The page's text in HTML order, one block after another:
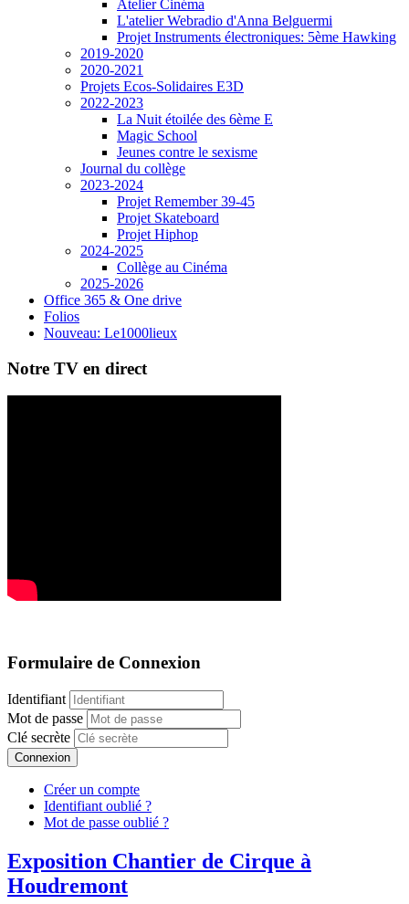
Atelier Cinéma
L'atelier Webradio d'Anna Belguermi
Projet Instruments électroniques: 5ème Hawking
2019-2020
2020-2021
Projets Ecos-Solidaires E3D
2022-2023
La Nuit étoilée des 6ème E
Magic School
Jeunes contre le sexisme
Journal du collège
2023-2024
Projet Remember 39-45
Projet Skateboard
Projet Hiphop
2024-2025
Collège au Cinéma
2025-2026
Office 365 & One drive
Folios
Nouveau: Le1000lieux
Notre TV en direct
Formulaire de Connexion
Identifiant
Mot de passe
Clé secrète
Connexion
Créer un compte
Identifiant oublié ?
Mot de passe oublié ?
Exposition Chantier de Cirque à
Houdremont